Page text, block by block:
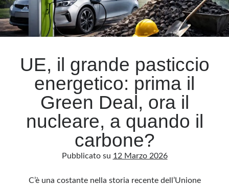
UE, il grande pasticcio
energetico: prima il
Green Deal, ora il
nucleare, a quando il
carbone?
Pubblicato su 12 Marzo 2026
C’è una costante nella storia recente dell’Unione